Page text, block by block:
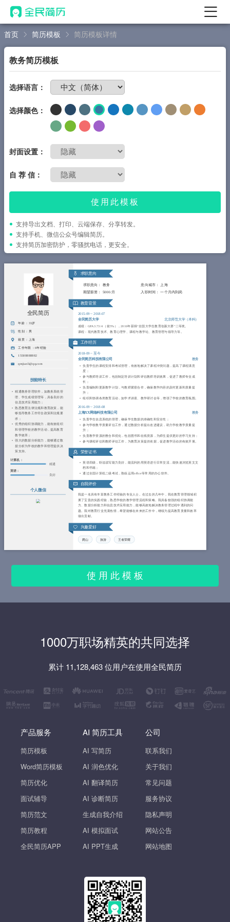
首页
AI 简历工具
AI 优化简历
AI 翻译简历
AI 诊断简历
AI 模拟面试
面试自我介绍
简历教程
登录 / 注册
首页 简历模板 简历模板详情
教务简历模板
选择语言：
选择颜色：
封面设置：
自 荐 信：
使用此模板
支持导出文档、打印、云端保存、分享转发。
支持手机、微信公众号编辑简历。
支持简历加密防护，零骚扰电话，更安全。
全民简历
年龄 ： 33岁
性别 ： 男
籍贯 ： 上海
工作年限 ： 6年经验
15588888882
qmjianli@qq.com
技能特长
精通教务管理软件，如教务系统管
理、学生成绩管理等，具备良好的
信息技术应用能力；
熟悉教育法律法规和教育政策，能
够指导教务工作符合政策和法规要
求；
优秀的组织协调能力，能有效组织
和管理学校的教学活动，提高教育
教学效率；
强大的数据分析能力，能够通过数
据分析为学校的教学和管理提供决
策支持。
计算机：
精通
英语：
良好
个人微信
求职意向
求职意向： 教务 意向城市： 上海
期望薪资： 5000/月 入职时间：一个月内到岗
教育背景
2015-09~ 2018-07
全民简历大学
北京师范大学（本科）
成绩：GPA 3.73/4 （前5%），2016年获得“全国大学生教育创新大赛”二等奖。
课程：现代教育技术、教育心理学、课程与教学论、教育管理与领导力等。
工作经历
2018-09~ 至今
全民简历科技有限公司
教务
负责学生的课程安排和考试管理，有效地解决了课程冲突问题，提高了课程满意
度；
参与教师培训工作，包括制定培训计划和评估教师培训效果，促进了教师专业成
长；
负责编制和更新教学计划，与教师紧密合作，确保教学内容的及时更新和质量提
升；
组织和协调各类教育活动，如学术讲座、教学研讨会等，增强了学校的教育氛围。
2016-09~ 2018-08
上海XX网络科技有限公司 教务
负责学生信息系统的管理，确保学生数据的准确性和安全性；
参与学校教学质量评估工作，通过数据分析提出改进建议，助力学校教学质量提
升；
负责教学资源的整合和优化，包括图书和在线资源，为师生提供更好的学习支持；
参与课程评估和教师评估工作，为教育决策提供依据，促进教学活动的有效开展。
荣誉证书
英语四级，听说读写能力良好，能流利的用英语进行日常交流，能快速浏览英文文
档和书籍；
通过全国计算机二级考试，熟练运用office等常用的办公软件。
自我评价
我是一名具有丰富教务工作经验的专业人士。在过去的几年中，我在教育管理领域积
累了宝贵的实践经验，熟悉学校的教学管理流程和策略。我具备较强的组织协调能
力、数据分析能力和信息技术应用能力，能够高效地解决教务管理过程中遇到的问
题。我对教育行业充满热情，希望能够在未来的工作中，继续为提高教育质量和效率
做出贡献。
兴趣爱好
爬山 旅游 王者荣耀
使 用 此 模 板
1000万职场精英的共同选择
累计 11,128,463 位用户在使用全民简历
产品服务
简历模板
Word简历模板
简历优化
面试辅导
简历范文
简历教程
全民简历APP
AI 简历工具
AI 写简历
AI 润色优化
AI 翻译简历
AI 诊断简历
生成自我介绍
AI 模拟面试
AI PPT生成
公司
联系我们
关于我们
常见问题
服务协议
隐私声明
网站公告
网站地图